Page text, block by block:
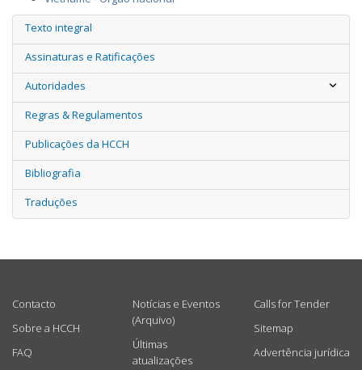
Texto integral
Assinaturas e Ratificações
Autoridades
Regras & Regulamentos
Publicações da HCCH
Bibliografia
Traduções
Contacto
Sobre a HCCH
FAQ
Notícias e Eventos
(Arquivo)
Últimas
atualizações
Calls for Tender
Sitemap
Advertência jurídica